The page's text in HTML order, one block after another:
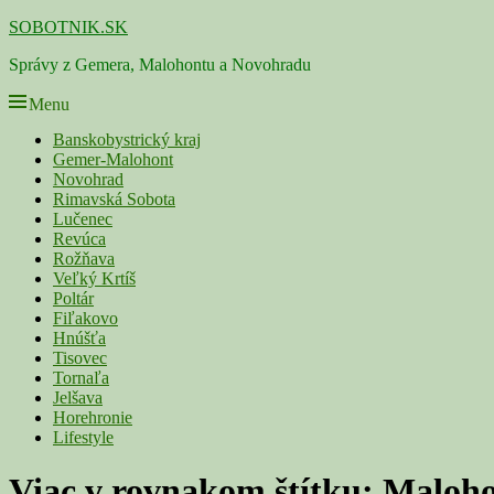
Skip
content
SOBOTNIK.SK
Správy z Gemera, Malohontu a Novohradu
Menu
Primárne
menu
Banskobystrický kraj
Gemer-Malohont
Novohrad
Rimavská Sobota
Lučenec
Revúca
Rožňava
Veľký Krtíš
Poltár
Fiľakovo
Hnúšťa
Tisovec
Tornaľa
Jelšava
Horehronie
Lifestyle